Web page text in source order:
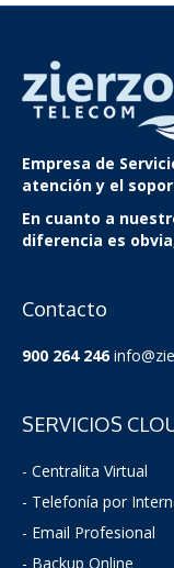
Empresa de
atención y el
En cuanto a
diferencia es
Contacto
900 264 246
SERVICIOS
- Centralita Virtual
- Telefonía por
- Email Profesional
- Backup Online